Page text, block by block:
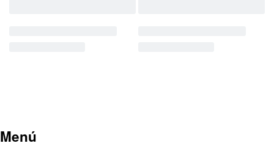
Menú